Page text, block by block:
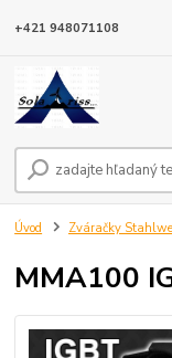
+421 948071108
Úvod Zváračky
MMA100